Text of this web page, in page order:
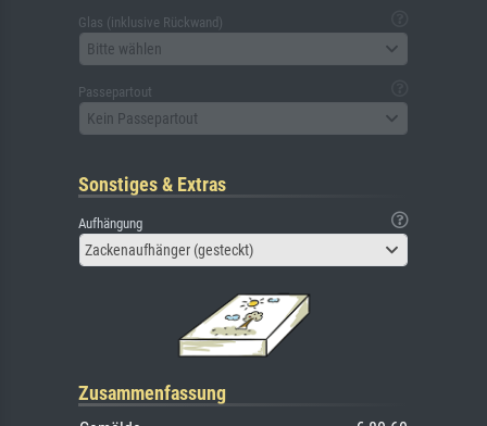
Glas (inklusive Rückwand)
Bitte wählen
Passepartout
Kein Passepartout
Sonstiges & Extras
Aufhängung
Zackenaufhänger (gesteckt)
Zusammenfassung